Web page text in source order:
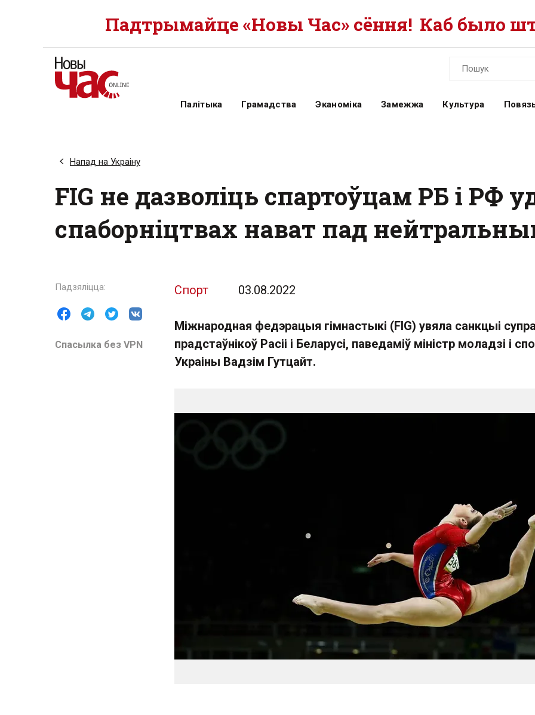
Падтрымайце «Новы Час» сёння! Каб было
Палітыка Грамадства Эканоміка Замежжа Культура
Напад на Украіну
FIG не дазволіць спартоўцам РБ і РФ
спаборніцтвах нават пад
Спасылка без VPN
Спорт 03.08.2022
Міжнародная федэрацыя гімнастыкі (FIG) увяла санкцыі
прадстаўнікоў Расіі і Беларусі, паведаміў міністр моладзі і
Украіны Вадзім Гутцайт.